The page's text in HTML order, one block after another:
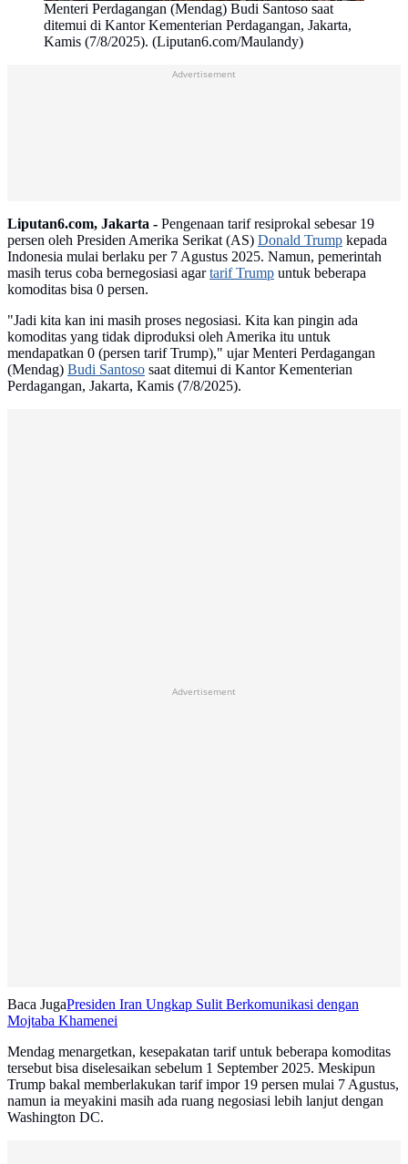
Menteri Perdagangan (Mendag) Budi Santoso saat
ditemui di Kantor Kementerian Perdagangan, Jakarta,
Kamis (7/8/2025). (Liputan6.com/Maulandy)
Advertisement
Liputan6.com, Jakarta - Pengenaan tarif resiprokal sebesar 19
persen oleh Presiden Amerika Serikat (AS) Donald Trump kepada
Indonesia mulai berlaku per 7 Agustus 2025. Namun, pemerintah
masih terus coba bernegosiasi agartarif Trump untuk beberapa
komoditas bisa 0 persen.
"Jadi kita kan ini masih proses negosiasi. Kita kan pingin ada
komoditas yang tidak diproduksi oleh Amerika itu untuk
mendapatkan 0 (persen tarif Trump)," ujar Menteri Perdagangan
(Mendag) Budi Santoso saat ditemui di Kantor Kementerian
Perdagangan, Jakarta, Kamis (7/8/2025).
Advertisement
Baca JugaPresiden Iran Ungkap Sulit Berkomunikasi dengan
Mojtaba Khamenei
Mendag menargetkan, kesepakatan tarif untuk beberapa komoditas
tersebut bisa diselesaikan sebelum 1 September 2025. Meskipun
Trump bakal memberlakukan tarif impor 19 persen mulai 7 Agustus,
namun ia meyakini masih ada ruang negosiasi lebih lanjut dengan
Washington DC.